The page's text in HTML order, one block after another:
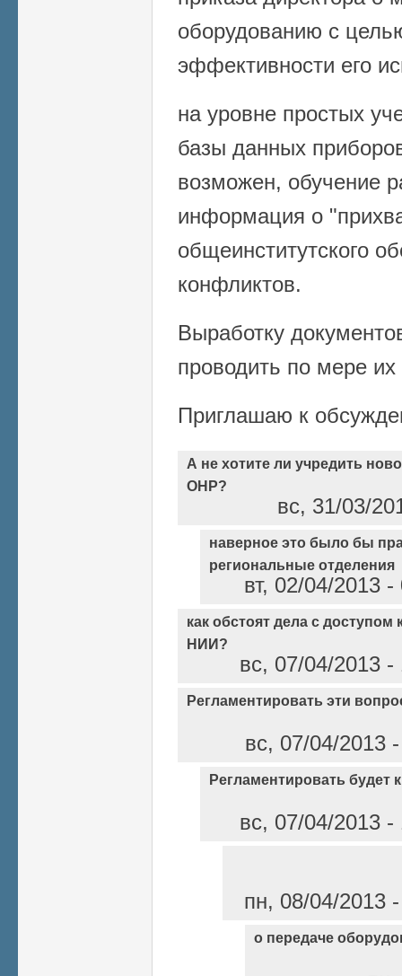
оборудованию с
эффективности его
на уровне простых
базы данных
возможен, обучение
информация о
общеинститутского
конфликтов.
Выработку
проводить по мере их
Приглашаю к
А не хотите ли учредить
ОНР?
вс, 31/03/
наверное это было бы
региональные отделения
вт, 02/04/2013
как обстоят дела с
НИИ?
вс, 07/04/2013
Регламентировать эти
вс, 07/04/2013
Регламентировать будет
вс, 07/04/2013
пн, 08/04/2013
о передаче